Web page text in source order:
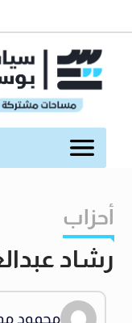
أحزاب
رشاد
محمود